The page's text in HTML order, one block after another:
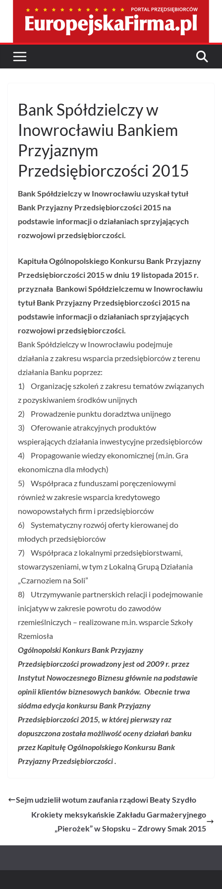
Bank Spółdzielczy w
Inowrocławiu Bankiem
Przyjaznym
Przedsiębiorczości 2015
Bank Spółdzielczy w Inowrocławiu uzyskałtytuł
Bank Przyjazny Przedsiębiorczości 2015 na
podstawie informacji o działaniach sprzyjających
rozwojowi przedsiębiorczości.
Kapituła Ogólnopolskiego Konkursu Bank Przyjazny
Przedsiębiorczości 2015 w dniu 19 listopada 2015 r.
przyznała Bankowi Spółdzielczemu w Inowrocławiu
tytuł Bank Przyjazny Przedsiębiorczości 2015 na
podstawie informacji o działaniach sprzyjających
rozwojowi przedsiębiorczości.
Bank Spółdzielczy w Inowrocławiu podejmuje
działania z zakresu wsparcia przedsiębiorców z terenu
działania Banku poprzez:
1) Organizację szkoleń z zakresu tematów związanych
z pozyskiwaniem środków unijnych
2) Prowadzenie punktu doradztwa unijnego
3) Oferowanie atrakcyjnych produktów
wspierających działania inwestycyjne przedsiębiorców
4) Propagowanie wiedzy ekonomicznej (m.in. Gra
ekonomiczna dla młodych)
5) Współpraca z funduszami poręczeniowymi
również w zakresie wsparcia kredytowego
nowopowstałych firm i przedsiębiorców
6) Systematyczny rozwój oferty kierowanej do
młodych przedsiębiorców
7) Współpraca z lokalnymi przedsiębiorstwami,
stowarzyszeniami, w tym z Lokalną Grupą Działania
„Czarnoziem na Soli”
8) Utrzymywanie partnerskich relacji i podejmowanie
inicjatyw w zakresie powrotu do zawodów
rzemieślniczych – realizowane m.in. wsparcie Szkoły
Rzemiosła
Ogólnopolski Konkurs Bank Przyjazny
Przedsiębiorczości prowadzony jest od 2009 r. przez
Instytut Nowoczesnego Biznesu głównie na podstawie
opinii klientów biznesowych banków. Obecnie trwa
siódma edycja konkursu Bank Przyjazny
Przedsiębiorczości 2015, w której pierwszy raz
dopuszczona została możliwość oceny działań banku
przez KapitułęOgólnopolskiego Konkursu Bank
PrzyjaznyPrzedsiębiorczości.
Sejm udzielił wotum zaufania rządowi Beaty Szydło
Krokiety meksykańskie Zakładu Garmażeryjnego
„Pierożek” w Słopsku – Zdrowy Smak 2015